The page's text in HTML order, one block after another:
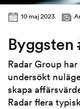
10 maj 2023
Byggsten
Radar Group
undersökt
skapa
Radar flera